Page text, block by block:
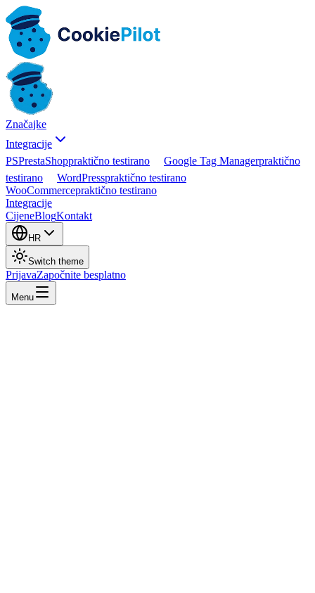
Značajke
Integracije
PSPrestaShoppraktično testirano Google Tag Managerpraktično
testirano
WordPresspraktično testirano
WooCommercepraktično testirano
Integracije
CijeneBlogKontakt
HR
Switch theme
PrijavaZapočnite besplatno
Menu